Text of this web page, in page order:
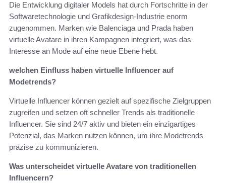
Die Entwicklung digitaler Models hat durch Fortschritte in der
Softwaretechnologie und Grafikdesign-Industrie enorm
zugenommen. Marken wie Balenciaga und Prada haben
virtuelle Avatare in ihren Kampagnen integriert, was das
Interesse an Mode auf eine neue Ebene hebt.
welchen Einfluss haben virtuelle Influencer auf
Modetrends?
Virtuelle Influencer können gezielt auf spezifische Zielgruppen
zugreifen und setzen oft schneller Trends als traditionelle
Influencer. Sie sind 24/7 aktiv und bieten ein einzigartiges
Potenzial, das Marken nutzen können, um ihre Modetrends
präzise zu kommunizieren.
Was unterscheidet virtuelle Avatare von traditionellen
Influencern?